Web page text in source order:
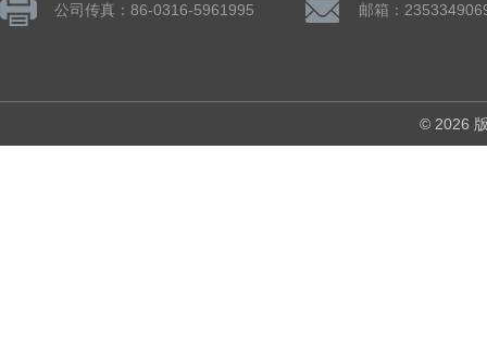
公司传真：86-0316-5961995 邮箱：
© 2026